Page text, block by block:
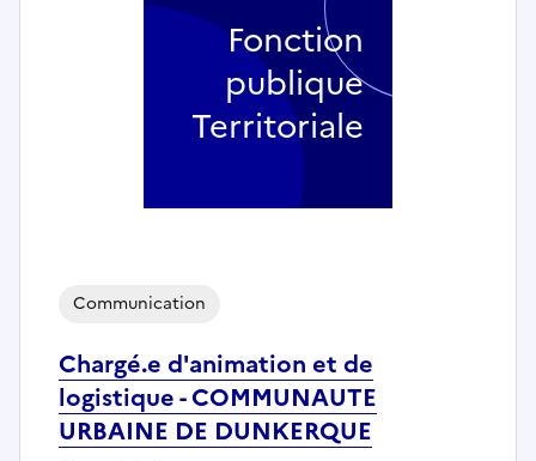
Chargé.e d'animation et de
logistique - COMMUNAUTE
URBAINE DE DUNKERQUE
Communication
Fonction
publique
Territoriale